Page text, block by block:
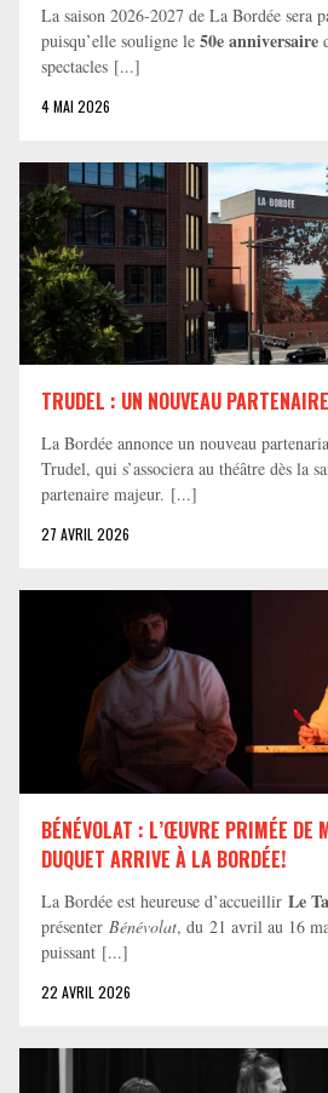
La saison 2026-2027 de La Bordée sera
puisqu’elle souligne le 50e anniversaire
spectacles [...]
4 MAI 2026
TRUDEL : UN NOUVEAU
La Bordée annonce un nouveau
Trudel, qui s’associera au théâtre dès la
partenaire majeur. [...]
27 AVRIL 2026
BÉNÉVOLAT : L’ŒUVRE PRIMÉE DE
DUQUET ARRIVE À LA BORDÉE!
La Bordée est heureuse d’accueillir Le
présenter Bénévolat, du 21 avril au 16
puissant [...]
22 AVRIL 2026